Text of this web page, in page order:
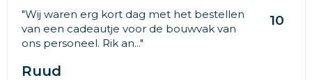
"Wij waren erg kort dag met het bestellen
van een cadeautje voor de bouwvak van
ons personeel. Rik an..."
10
Ruud